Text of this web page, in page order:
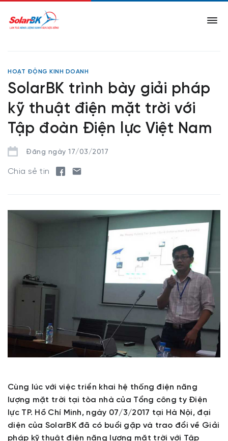
HOẠT ĐỘNG KINH DOANH
SolarBK trình bày giải pháp
kỹ thuật điện mặt trời với
Tập đoàn Điện lực Việt Nam
Đăng ngày 17/03/2017
Chia sẻ tin
Cùng lúc với việc triển khai hệ thống điện năng
lượng mặt trời tại tòa nhà của Tổng công ty Điện
lực TP. Hồ Chí Minh, ngày 07/3/2017 tại Hà Nội, đại
diện của SolarBK đã có buổi gặp và trao đổi về Giải
pháp kỹ thuật điện năng lượng mặt trời với Tập